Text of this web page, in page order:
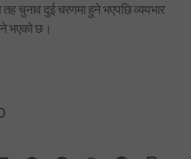
चुनाव दुई चरणमा हुने भएपछि व्ययभार
भएको छ।